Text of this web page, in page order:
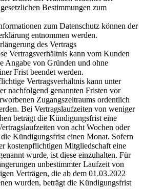
Bestimmungen zum
zum Datenschutz können der
entnommen werden.
des Vertrags
Vertragsverhältnis kann vom Kunden
Angabe von Gründen und ohne
Frist beendet werden.
Vertragsverhältnis kann unter
nachfolgend genannten Fristen vor
Zugangszeitraums ordentlich
Bei Vertragslaufzeiten von weniger
beträgt die Kündigungsfrist eine
von acht Wochen oder
Kündigungsfrist einen Monat. Sofern
kostenpflichtigen Mitgliedschaft eine
wurde, ist diese einzuhalten. Für
unbestimmter Laufzeit von
Verträgen, die ab dem 01.03.2022
wurden, beträgt die Kündigungsfrist